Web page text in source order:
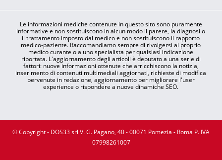
Le informazioni mediche contenute in questo sito sono puramente
informative e non sostituiscono in alcun modo il parere, la diagnosi o
il trattamento imposto dal medico e non sostituiscono il rapporto
medico-paziente. Raccomandiamo sempre di rivolgersi al proprio
medico curante o a uno specialista per qualsiasi indicazione
riportata. L'aggiornamento degli articoli è deputato a una serie di
fattori: nuove informazioni ottenute che arricchiscono la notizia,
inserimento di contenuti multimediali aggiornati, richieste di modifica
pervenute in redazione, aggiornamento per migliorare l'user
experience o rispondere a nuove dinamiche SEO.
© Copyright - DOS33 srl V. G. Pagano, 40 - 00071 Pomezia - Roma P. IVA
07998261007